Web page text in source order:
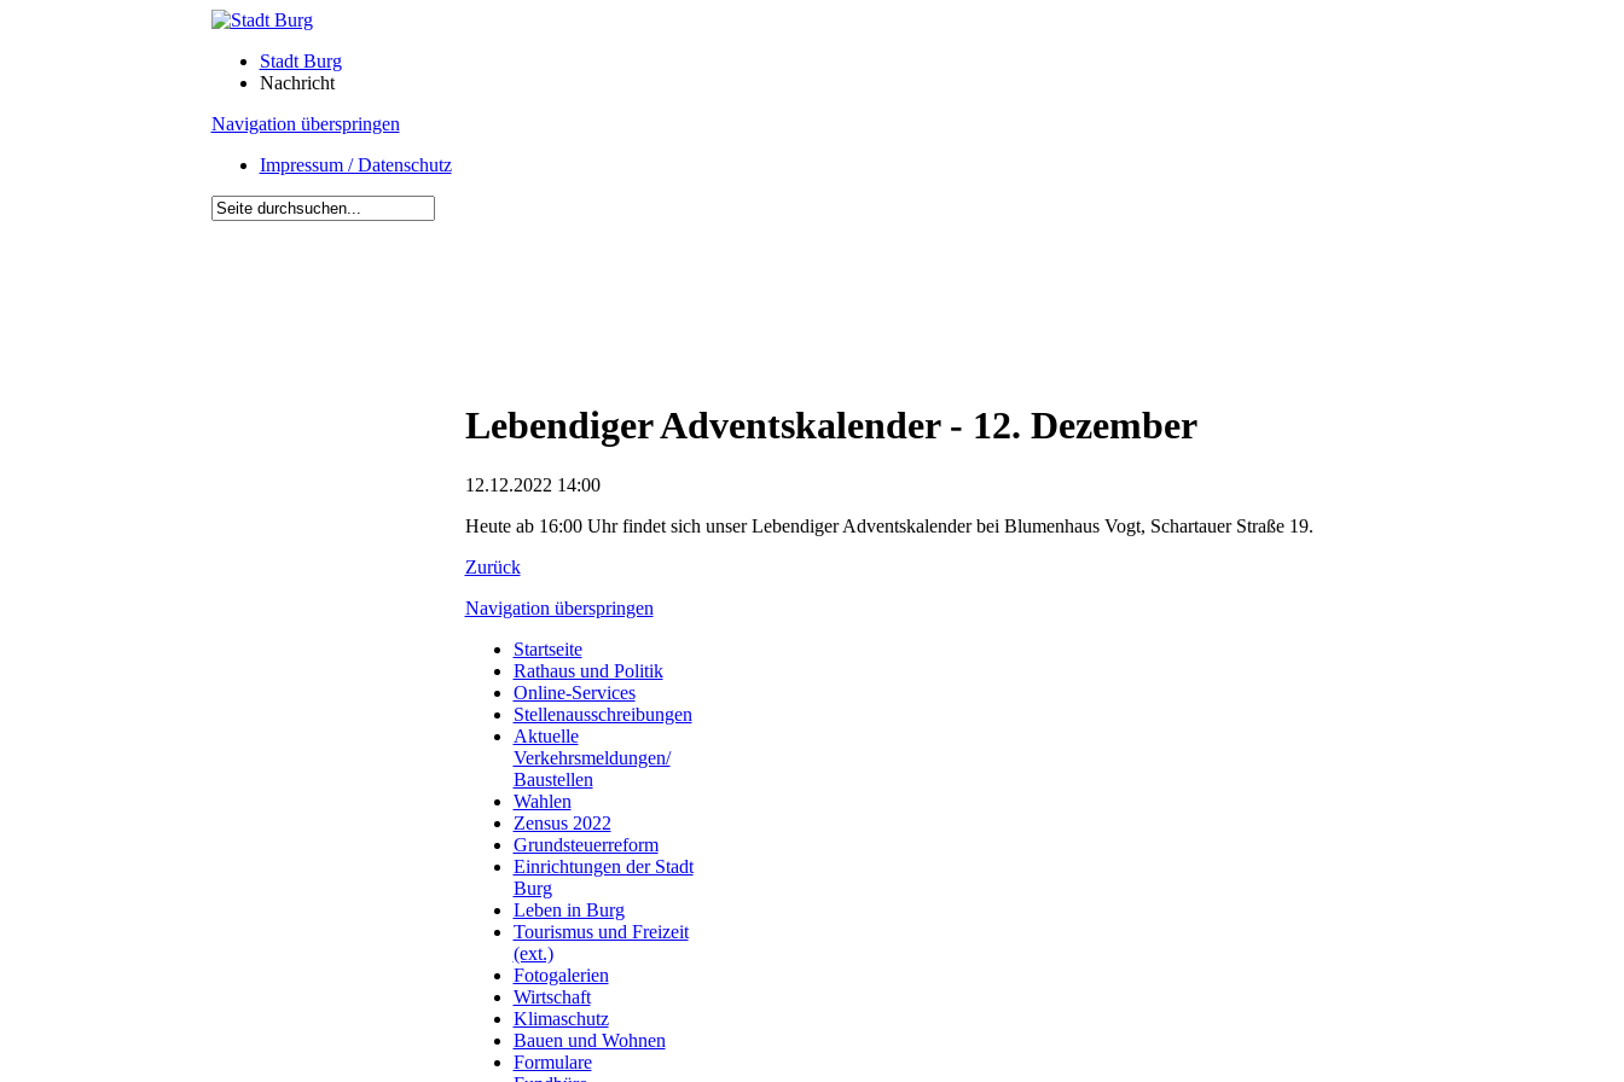
Stadt Burg
Nachricht
Navigation überspringen
Impressum / Datenschutz
Lebendiger Adventskalender - 12. Dezember
12.12.2022 14:00
Heute ab 16:00 Uhr findet sich unser Lebendiger Adventskalender bei Blumenhaus Vogt, Schartauer Straße 19.
Zurück
Navigation überspringen
Startseite
Rathaus und Politik
Online-Services
Stellenausschreibungen
Aktuelle
Verkehrsmeldungen/
Baustellen
Wahlen
Zensus 2022
Grundsteuerreform
Einrichtungen der Stadt
Burg
Leben in Burg
Tourismus und Freizeit
(ext.)
Fotogalerien
Wirtschaft
Klimaschutz
Bauen und Wohnen
Formulare